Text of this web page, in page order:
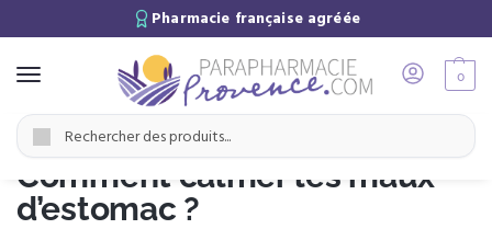
Pharmacie française agréée
0
/ Ressources / Comment calmer les maux d’estomac ?
Comment calmer les maux
d’estomac ?